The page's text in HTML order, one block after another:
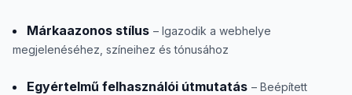
Márkaazonos stílus – Igazodik a webhelye
megjelenéséhez, színeihez és tónusához
Egyértelmű felhasználói útmutatás – Beépített